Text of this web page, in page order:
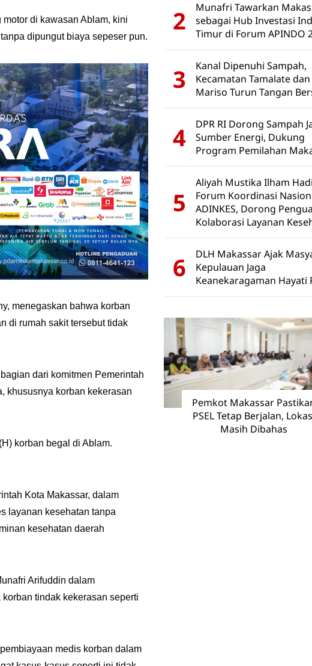
di kawasan Ablam, kini
dipungut biaya sepeser pun.
menegaskan bahwa korban
di rumah sakit tersebut tidak
dari komitmen Pemerintah
khususnya korban kekerasan
korban begal di Ablam.
Kota Makassar, dalam
layanan kesehatan tanpa
kesehatan daerah
Arifuddin dalam
tindak kekerasan seperti
medis korban dalam
2
Munafri Tawarkan
sebagai Hub Investasi
Timur di Forum APINDO
3
Kanal Dipenuhi Sampah,
Kecamatan Tamalate dan
Mariso Turun Tangan
4
DPR RI Dorong Sampah
Sumber Energi, Dukung
Program Pemilahan
5
Aliyah Mustika Ilham
Forum Koordinasi
ADINKES, Dorong
Kolaborasi Layanan
6
DLH Makassar Ajak
Kepulauan Jaga
Keanekaragaman Hayati
Pemkot Makassar
PSEL Tetap Berjalan,
Masih Dibahas